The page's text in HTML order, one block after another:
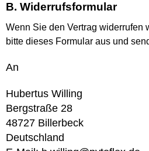
B. Widerrufsformular
Wenn Sie den Vertrag widerrufen
bitte dieses Formular aus und
An
Hubertus Willing
Bergstraße 28
48727 Billerbeck
Deutschland